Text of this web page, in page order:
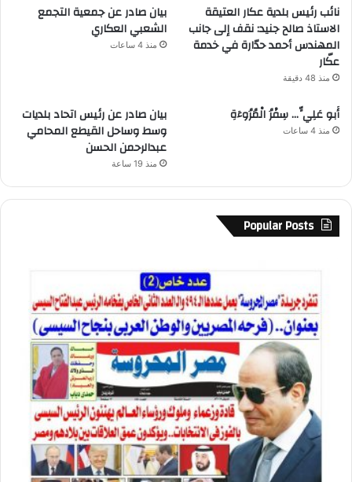
نائب رئيس بلدية عكار العتيقة
الاستاذ صالح جنيد: نقف إلى جانب
المهندس أحمد حدّارة في خدمة
عكّار
منذ 48 دقيقة
بيان صادر عن جمعية التجمع
الشعبي العكاري
منذ 4 ساعات
أَبو عَلِيٍّ… سِفْرُ الْمُرُوءَةِ
منذ 4 ساعات
بيان صادر عن رئيس اتحاد بلديات
وسط وساحل القيطع المحامي
عبدالرحمن الحسن
منذ 19 ساعة
Popular Posts